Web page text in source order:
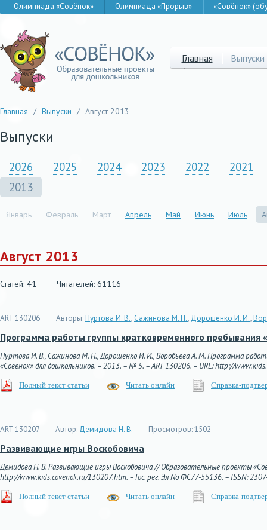
Олимпиада «Совёнок» Олимпиада «Прорыв» «Совёнок»
Главная Выпуски
Главная / Выпуски / Август 2013
Выпуски
2026 2025 2024 2023 2022
2021
2013
Январь Февраль Март Апрель Май Июнь Июль
Август 2013
Статей: 41 Читателей: 61116
ART 130206 Авторы:Пуртова И. В., Сажинова М. Н., Дорошенко И. И.,
Программа работы группы кратковременного
Пуртова И. В., Сажинова М. Н., Дорошенко И. И., Воробьева А. М. Программа
«Совёнок» для дошкольников. – 2013. – № 5. – ART 130206. – URL: http://
Полный текст статьи Читать онлайн Справка-
ART 130207 Автор: Демидова Н. В. Просмотров:1502
Развивающие игры Воскобовича
Демидова Н. В. Развивающие игры Воскобовича // Образовательные проекты
http://www.kids.covenok.ru/130207.htm. – Гос. рег. Эл No ФС77-55136. – ISSN:
Полный текст статьи Читать онлайн Справка-